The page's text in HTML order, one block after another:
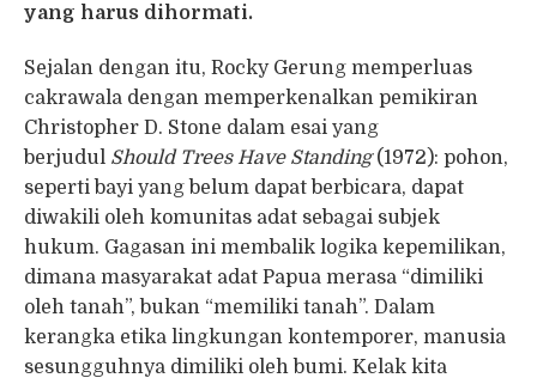
yang harus dihormati.
Sejalan dengan itu, Rocky Gerung memperluas
cakrawala dengan memperkenalkan pemikiran
Christopher D. Stone dalam esai yang
berjudul Should Trees Have Standing(1972): pohon,
seperti bayi yang belum dapat berbicara, dapat
diwakili oleh komunitas adat sebagai subjek
hukum. Gagasan ini membalik logika kepemilikan,
dimana masyarakat adat Papua merasa “dimiliki
oleh tanah”, bukan “memiliki tanah”. Dalam
kerangka etika lingkungan kontemporer, manusia
sesungguhnya dimiliki oleh bumi. Kelak kita